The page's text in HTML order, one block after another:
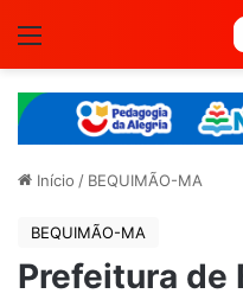
Início / BEQUIMÃO-MA
BEQUIMÃO-MA
Prefeitura de